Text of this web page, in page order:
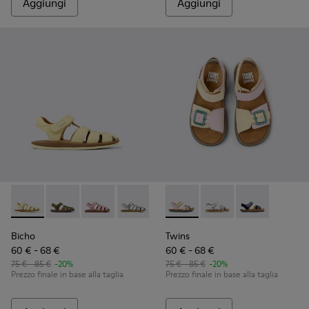
Bicho - 80177-086 - Sandali chiusi in pelle gialla per bambini.
Bicho - 80177-088
Bicho - 80177-083
Bicho - 80177-082
Bicho - 80177-078
Bicho - 80177-077
Bicho - 80177-
Bicho -
Bicho
60 € - 68 €
75 € - 85 € -20%
Prezzo finale in base alla taglia
Twins - K800672-003 -
Twins - K800672-004
Twins -
Twins
60 € - 68 €
75 € - 85 € -20%
Prezzo finale in base alla taglia